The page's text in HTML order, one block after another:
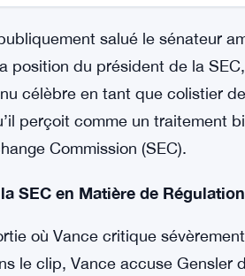
salué le sénateur
position du président de la
célèbre en tant que colistier
perçoit comme un traitement
Commission (SEC).
SEC en Matière de
où Vance critique
le clip, Vance accuse Gensler